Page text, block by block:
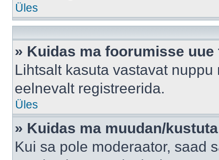
Üles
» Kuidas ma foorumisse uue
Lihtsalt kasuta vastavat
eelnevalt registreerida.
Üles
» Kuidas ma muudan/
Kui sa pole moderaator, saad